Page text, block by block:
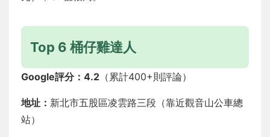
Top 6 桶仔雞達人
Google評分：4.2 （累計400+則評論）
地址： 新北市五股區凌雲路三段（靠近觀音山公車總
站）